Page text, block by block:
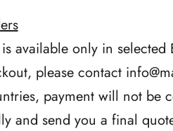
available only in
please contact
payment will not be
and send you a final